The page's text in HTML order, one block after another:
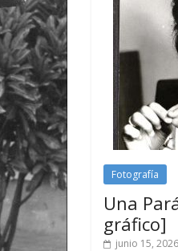
Fotografía
Una
gráfico]
junio 15, 2026